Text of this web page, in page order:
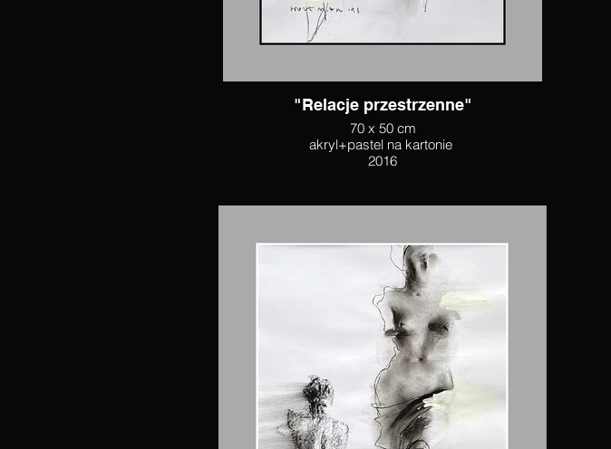
"Relacje przestrzenne"
70 x 50 cm
akryl+pastel na kartonie
2016